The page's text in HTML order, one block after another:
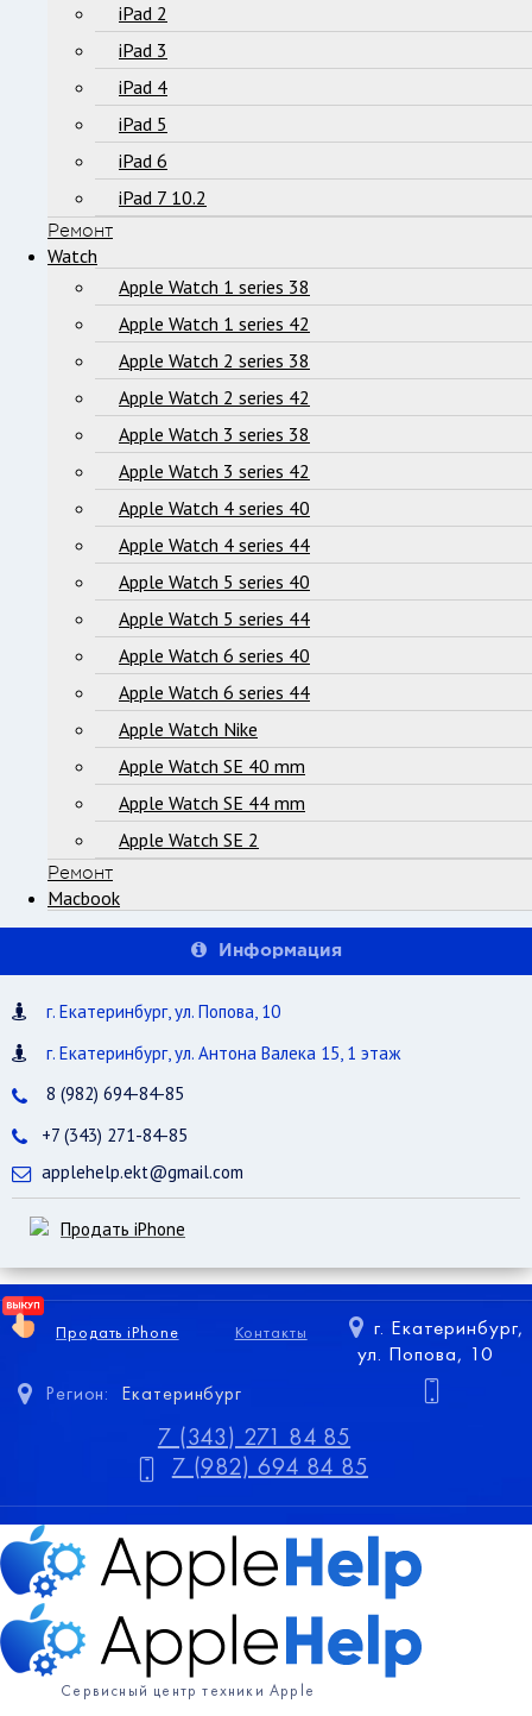
iPad 2
iPad 3
iPad 4
iPad 5
iPad 6
iPad 7 10.2
Ремонт
Watch
Apple Watch 1 series 38
Apple Watch 1 series 42
Apple Watch 2 series 38
Apple Watch 2 series 42
Apple Watch 3 series 38
Apple Watch 3 series 42
Apple Watch 4 series 40
Apple Watch 4 series 44
Apple Watch 5 series 40
Apple Watch 5 series 44
Apple Watch 6 series 40
Apple Watch 6 series 44
Apple Watch Nike
Apple Watch SE 40 mm
Apple Watch SE 44 mm
Apple Watch SE 2
Ремонт
Macbook
Информация
г. Екатеринбург, ул. Попова, 10
г. Екатеринбург, ул. Антона Валека 15, 1 этаж
8 (982) 694-84-85
+7 (343) 271-84-85
applehelp.ekt@gmail.com
Продать iPhone
Продать iPhone Контакты
Регион: Екатеринбург
г. Екатеринбург,
ул. Попова, 10
7 (343) 271 84 85
7 (982) 694 84 85
Сервисный центр техники Apple